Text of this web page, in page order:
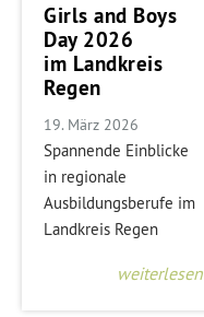
Girls and Boys
Day 2026
im Landkreis
Regen
19. März 2026
Spannende Einblicke
in regionale
Ausbildungsberufe im
Landkreis Regen
weiterlesen